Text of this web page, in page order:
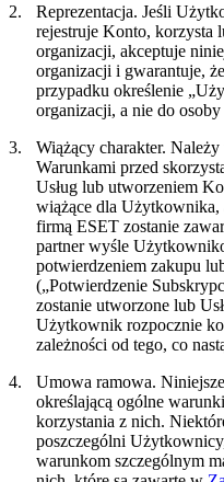
2.
Reprezentacja. Jeśli
rejestruje Konto, korzysta
organizacji, akceptuje
organizacji i gwarantuje,
przypadku określenie
organizacji, a nie do
3.
Wiążący charakter. Należy
Warunkami przed
Usług lub utworzeniem
wiążące dla
firmą ESET zostanie
partner wyśle
potwierdzeniem zakupu
(„Potwierdzenie
zostanie utworzone lub
Użytkownik rozpocznie
zależności od tego, co
4.
Umowa ramowa.
określającą ogólne
korzystania z nich.
poszczególni
warunkom szczególnym